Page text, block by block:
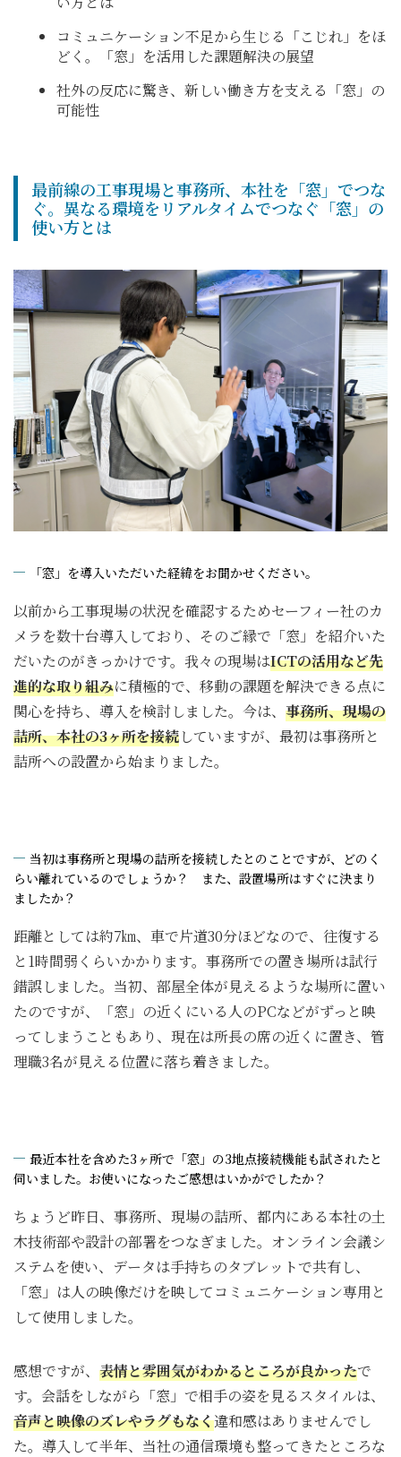
コミュニケーション不足から生じる「こじれ」をほ
どく。「窓」を活用した課題解決の展望
社外の反応に驚き、新しい働き方を支える「窓」の
可能性
最前線の工事現場と事務所、本社を「窓」でつな
ぐ。異なる環境をリアルタイムでつなぐ「窓」の
使い方とは
「窓」を導入いただいた経緯をお聞かせください。
以前から工事現場の状況を確認するためセーフィー社のカ
メラを数十台導入しており、そのご縁で「窓」を紹介いた
だいたのがきっかけです。我々の現場はICTの活用など先
進的な取り組みに積極的で、移動の課題を解決できる点に
関心を持ち、導入を検討しました。今は、 事務所、現場の
詰所、本社の3ヶ所を接続していますが、最初は事務所と
詰所への設置から始まりました。
当初は事務所と現場の詰所を接続したとのことですが、どのく
らい離れているのでしょうか？ また、設置場所はすぐに決まり
ましたか？
距離としては約7㎞、車で片道30分ほどなので、往復する
と1時間弱くらいかかります。事務所での置き場所は試行
錯誤しました。当初、部屋全体が見えるような場所に置い
たのですが、「窓」の近くにいる人のPCなどがずっと映
ってしまうこともあり、現在は所長の席の近くに置き、管
理職3名が見える位置に落ち着きました。
最近本社を含めた3ヶ所で「窓」の3地点接続機能も試されたと
伺いました。お使いになったご感想はいかがでしたか？
ちょうど昨日、事務所、現場の詰所、都内にある本社の土
木技術部や設計の部署をつなぎました。オンライン会議シ
ステムを使い、データは手持ちのタブレットで共有し、
「窓」は人の映像だけを映してコミュニケーション専用と
して使用しました。
感想ですが、 表情と雰囲気がわかるところが良かったで
す。会話をしながら「窓」で相手の姿を見るスタイルは、
音声と映像のズレやラグもなく違和感はありませんでし
た。導入して半年、当社の通信環境も整ってきたところな